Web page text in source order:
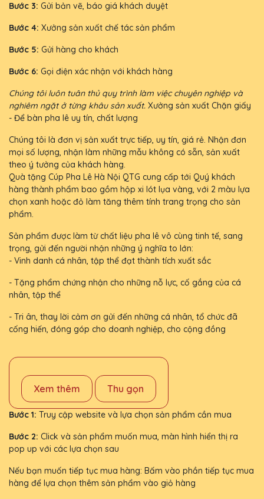
Bước 3: Gửi bản vẽ, báo giá khách duyệt
Bước 4: Xưởng sản xuất chế tác sản phẩm
Bước 5: Gửi hàng cho khách
Bước 6: Gọi điện xác nhận với khách hàng
Chúng tôi luôn tuân thủ quy trình làm việc chuyên nghiệp và
nghiêm ngặt ở từng khâu sản xuất. Xưởng sản xuất Chặn giấy
- Để bàn pha lê uy tín, chất lượng
Chúng tôi là đơn vị sản xuất trực tiếp, uy tín, giá rẻ. Nhận đơn
mọi số lượng, nhận làm những mẫu không có sẵn, sản xuất
theo ý tưởng của khách hàng.
Quà tặng Cúp Pha Lê Hà Nội QTG cung cấp tới Quý khách
hàng thành phẩm bao gồm hộp xi lót lụa vàng, với 2 màu lựa
chọn xanh hoặc đỏ làm tăng thêm tính trang trọng cho sản
phẩm.
Sản phẩm được làm từ chất liệu pha lê vô cùng tinh tế, sang
trọng, gửi đến người nhận những ý nghĩa to lớn:
- Vinh danh cá nhân, tập thể đạt thành tích xuất sắc
- Tặng phẩm chứng nhận cho những nỗ lực, cố gắng của cá
nhân, tập thể
- Tri ân, thay lời cảm ơn gửi đến những cá nhân, tổ chức đã
cống hiến, đóng góp cho doanh nghiệp, cho cộng đồng
Xem thêm Thu gọn
Bước 1: Truy cập website và lựa chọn sản phẩm cần mua
Bước 2: Click và sản phẩm muốn mua, màn hình hiển thị ra
pop up với các lựa chọn sau
Nếu bạn muốn tiếp tục mua hàng: Bấm vào phần tiếp tục mua
hàng để lựa chọn thêm sản phẩm vào giỏ hàng